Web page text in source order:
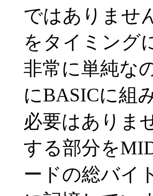
ではありませ
をタイミング
非常に単純な
にBASICに組
必要はありま
する部分を
ードの総バイ